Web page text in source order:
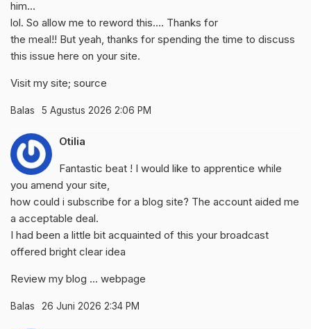
him…
lol. So allow me to reword this…. Thanks for
the meal!! But yeah, thanks for spending the time to discuss
this issue here on your site.
Visit my site; source
Balas 5 Agustus 2026 2:06 PM
Otilia
Fantastic beat ! I would like to apprentice while
you amend your site,
how could i subscribe for a blog site? The account aided me
a acceptable deal.
I had been a little bit acquainted of this your broadcast
offered bright clear idea
Review my blog … webpage
Balas 26 Juni 2026 2:34 PM